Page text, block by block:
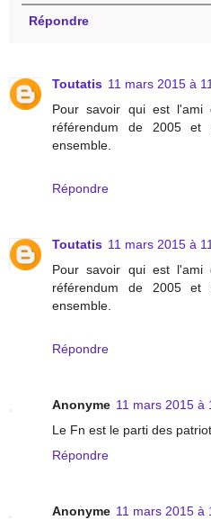
Répondre
Toutatis 11 mars 2015 à
Pour savoir qui est
référendum de 2005
ensemble.
Répondre
Toutatis 11 mars 2015 à
Pour savoir qui est
référendum de 2005
ensemble.
Répondre
Anonyme 11 mars 2015 à
Le Fn est le parti des
Répondre
Anonyme 11 mars 2015 à